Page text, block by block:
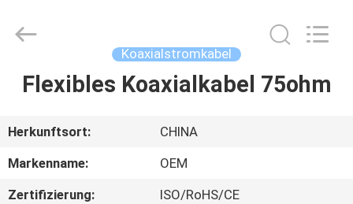
HAUS
PRODUKTE
ÜBER
Management
Services
Reserved.
Koaxialstromkabel
Flexibles Koaxialkabel 75ohm
Herkunftsort:
CHINA
Markenname:
OEM
Zertifizierung:
ISO/RoHS/CE